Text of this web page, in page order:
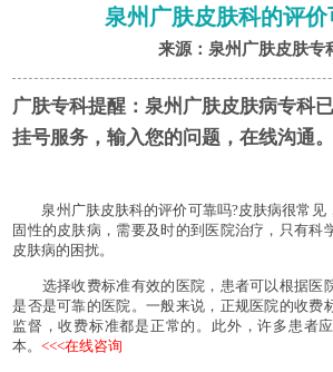
泉州广肤皮肤科的评价
来源：泉州广肤皮肤专
广肤专科提醒： 泉州广肤皮肤病专科
挂号服务，输入您的问题，在线沟通。
泉州广肤皮肤科的评价可靠吗?皮肤病很常见
固性的皮肤病，需要及时的到医院治疗，只有科
皮肤病的困扰。
选择收费标准有效的医院，患者可以根据医
是否是可靠的医院。一般来说，正规医院的收费
监督，收费标准都是正常的。此外，许多患者
本。<<<在线咨询